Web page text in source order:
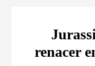
renacer